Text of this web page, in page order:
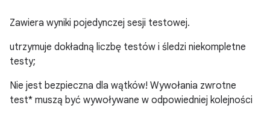
Zawiera wyniki pojedynczej sesji testowej.
utrzymuje dokładną liczbę testów i śledzi niekompletne
testy;
Nie jest bezpieczna dla wątków! Wywołania zwrotne
test* muszą być wywoływane w odpowiedniej kolejności